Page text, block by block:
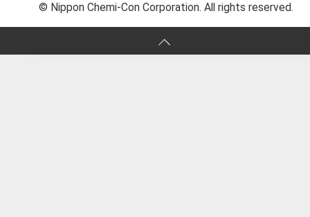
© Nippon Chemi-Con Corporation. All rights reserved.